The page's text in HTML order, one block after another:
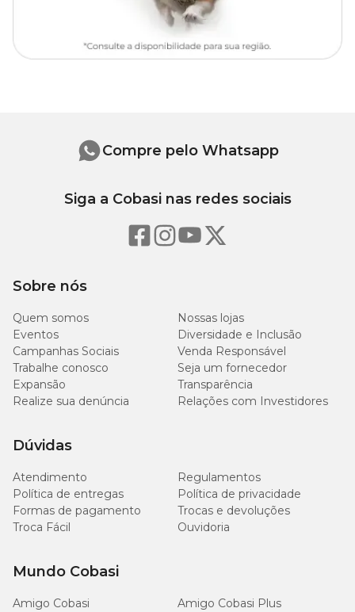
Sobre nós
Quem somos
Nossas lojas
Eventos
Diversidade e Inclusão
Campanhas Sociais
Venda Responsável
Trabalhe conosco
Seja um fornecedor
Expansão
Transparência
Realize sua denúncia
Relações com Investidores
Dúvidas
Atendimento
Regulamentos
Política de entregas
Política de privacidade
Formas de pagamento
Trocas e devoluções
Troca Fácil
Ouvidoria
Mundo Cobasi
Amigo Cobasi
Amigo Cobasi Plus
Compre pelo Whatsapp
Siga a Cobasi nas redes sociais